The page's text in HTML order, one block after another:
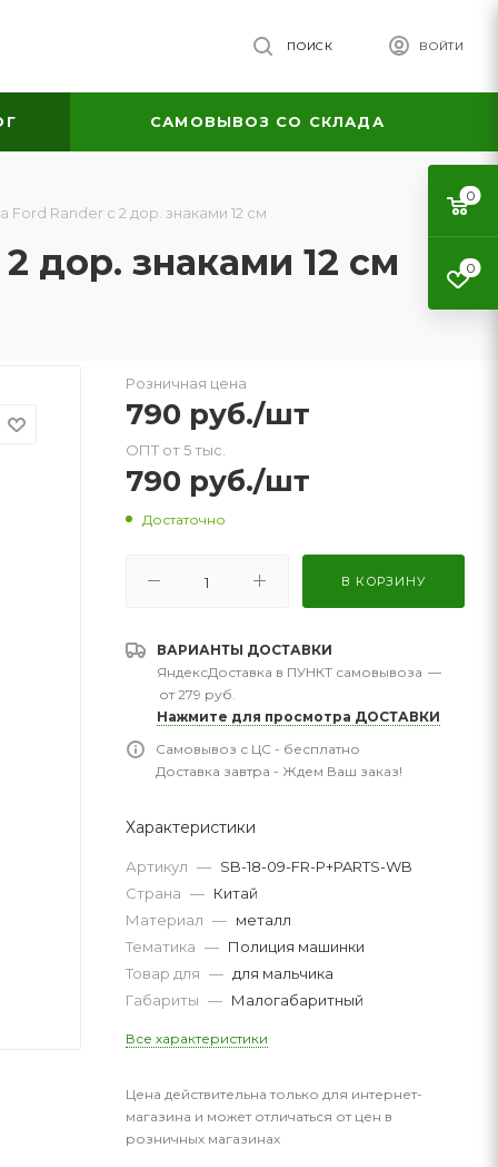
ВОЙТИ
ПОИСК
САМОВЫВОЗ СО СКЛАДА
Rander с 2 дор. знаками 12 см
дор. знаками 12 см
Розничная цена
790 руб./шт
ОПТ от 5 тыс.
790 руб./шт
Достаточно
В КОРЗИНУ
ВАРИАНТЫ ДОСТАВКИ
ЯндексДоставка в ПУНКТ самовывоза —
от 279 руб.
Нажмите для просмотра ДОСТАВКИ
Самовывоз с ЦС - бесплатно
Доставка завтра - Ждем Ваш заказ!
Характеристики
Артикул — SB-18-09-FR-P+PARTS-WB
Страна — Китай
Материал — металл
Тематика — Полиция машинки
Товар для — для мальчика
Габариты — Малогабаритный
Все характеристики
Цена действительна только для интернет-
магазина и может отличаться от цен в
розничных магазинах
0
0